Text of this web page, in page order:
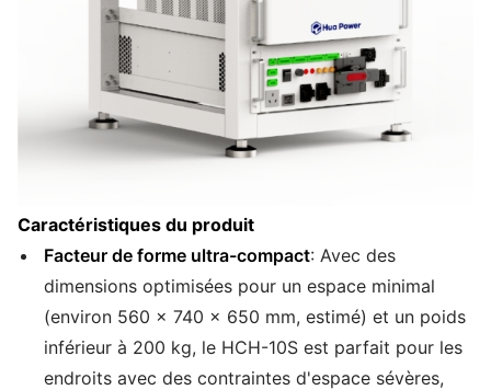
Caractéristiques du produit
Facteur de forme ultra-compact: Avec des
dimensions optimisées pour un espace minimal
(environ 560 × 740 × 650 mm, estimé) et un poids
inférieur à 200 kg, le HCH-10S est parfait pour les
endroits avec des contraintes d'espace sévères,